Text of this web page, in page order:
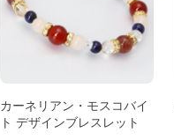
カーネリアン・モスコバイ
ト デザインブレスレット